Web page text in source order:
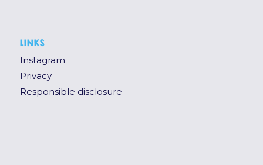
LINKS
Instagram
Privacy
Responsible disclosure